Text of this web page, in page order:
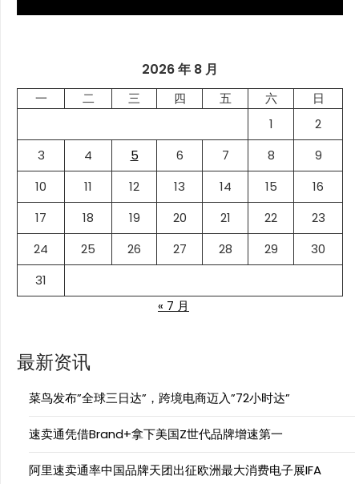
2026 年 8 月
一 二 三 四 五 六
日
1
2
3
4 5 6 7 8
9
10
11 12 13 14 15
16
17
18 19 20 21 22
23
24
25 26 27 28 29
30
31
« 7 月
最新资讯
菜鸟发布”全球三日达”，跨境电商迈入”72小时达”
速卖通凭借Brand+拿下美国Z世代品牌增速第一
阿里速卖通率中国品牌天团出征欧洲最大消费电子展IFA